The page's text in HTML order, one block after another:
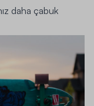
daha çabuk